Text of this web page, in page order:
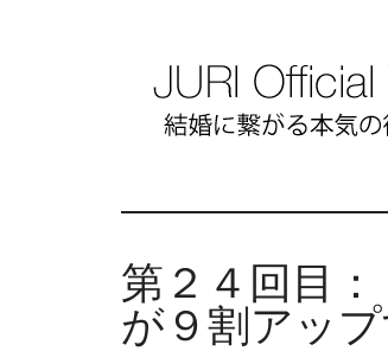
第２４回目
が９割アッ